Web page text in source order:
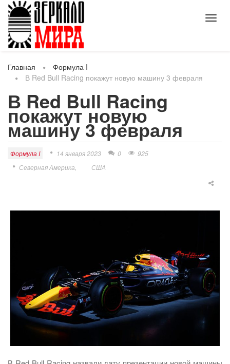
Главная
Формула I
В Red Bull Racing покажут новую машину 3 февраля
В Red Bull Racing
покажут новую
машину 3 февраля
Формула I 14 января 2023 0
925
Северная Америка
США